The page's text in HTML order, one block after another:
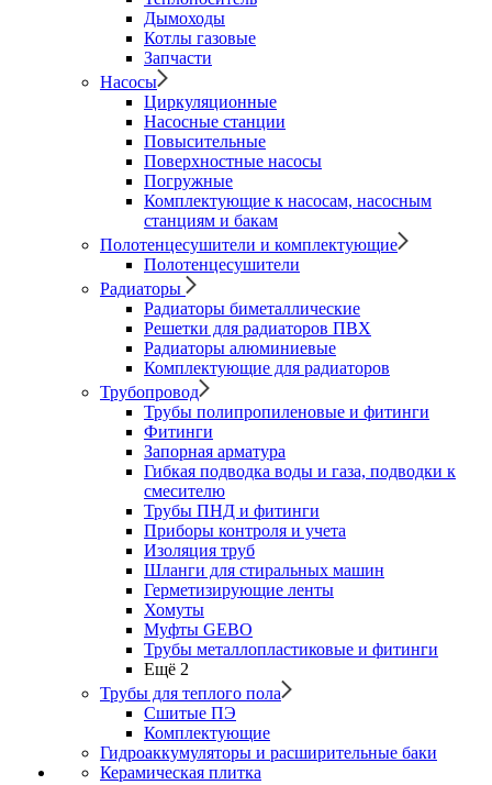
Дымоходы
Котлы газовые
Запчасти
Насосы
Циркуляционные
Насосные станции
Повысительные
Поверхностные насосы
Погружные
Комплектующие к насосам, насосным
станциям и бакам
Полотенцесушители и комплектующие
Полотенцесушители
Радиаторы
Радиаторы биметаллические
Решетки для радиаторов ПВХ
Радиаторы алюминиевые
Комплектующие для радиаторов
Трубопровод
Трубы полипропиленовые и фитинги
Фитинги
Запорная арматура
Гибкая подводка воды и газа, подводки к
смесителю
Трубы ПНД и фитинги
Приборы контроля и учета
Изоляция труб
Шланги для стиральных машин
Герметизирующие ленты
Хомуты
Муфты GEBO
Трубы металлопластиковые и фитинги
Ещё 2
Трубы для теплого пола
Сшитые ПЭ
Комплектующие
Гидроаккумуляторы и расширительные баки
Керамическая плитка